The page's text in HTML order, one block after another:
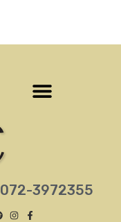
‎072-3972355